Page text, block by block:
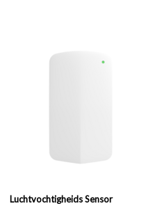
Luchtvochtigheids Sensor